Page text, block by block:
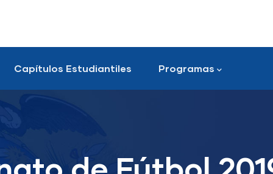
Capítulos Estudiantiles Programas